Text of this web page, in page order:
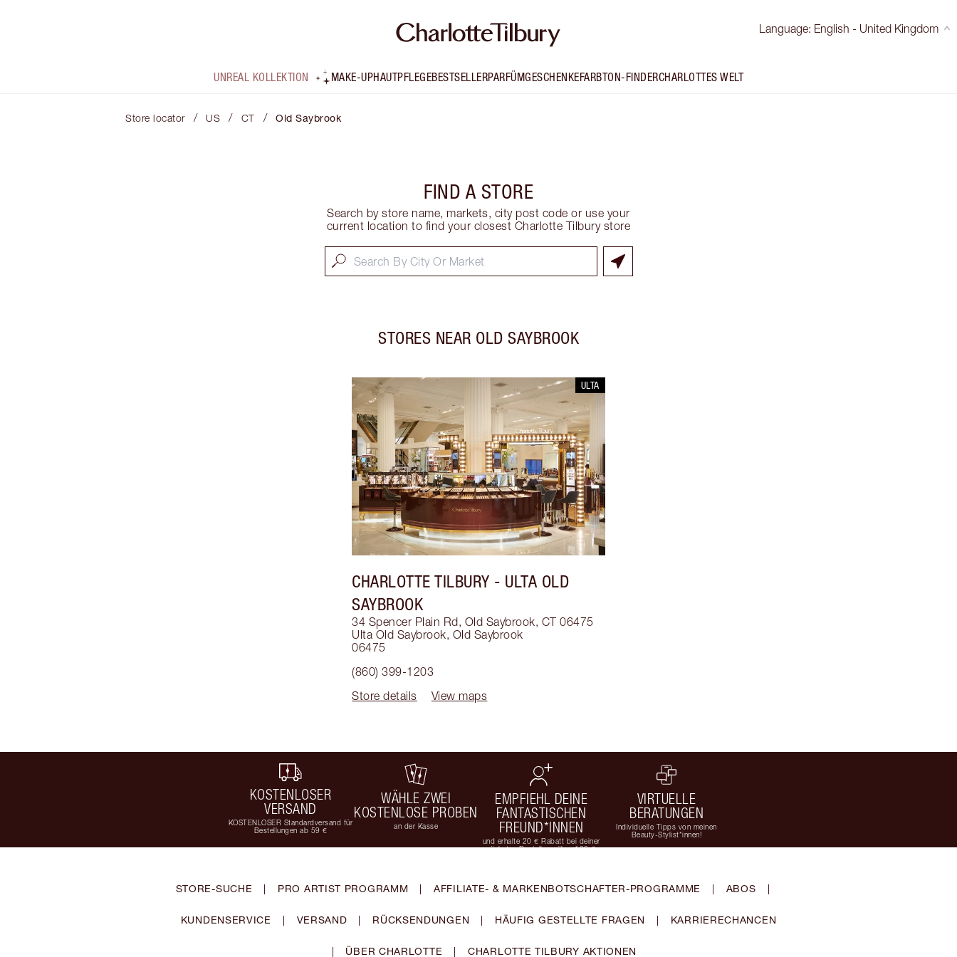
Language: English - United Kingdom
UNREAL KOLLEKTION MAKE-UPHAUTPFLEGEBESTSELLERPARFÜMGESCHENKEFARBTON-FINDERCHARLOTTES WELT
Store locator / US / CT / Old Saybrook
FIND A STORE
Search by store name, markets, city post code or use your
current location to find your closest Charlotte Tilbury store
STORES NEAR OLD SAYBROOK
ULTA
CHARLOTTE TILBURY - ULTA OLD
SAYBROOK
34 Spencer Plain Rd, Old Saybrook, CT 06475
Ulta Old Saybrook, Old Saybrook
06475
(860) 399-1203
Store details
View maps
KOSTENLOSER
VERSAND
KOSTENLOSER Standardversand für
Bestellungen ab 59 €
WÄHLE ZWEI
KOSTENLOSE PROBEN
an der Kasse
EMPFIEHL DEINE
FANTASTISCHEN
FREUND*INNEN
und erhalte 20 € Rabatt bei deiner
nächsten Bestellung über 100 €
VIRTUELLE
BERATUNGEN
Individuelle Tipps von meinen
Beauty-Stylist*innen!
STORE-SUCHE | PRO ARTIST PROGRAMM | AFFILIATE- & MARKENBOTSCHAFTER-PROGRAMME | ABOS |
KUNDENSERVICE | VERSAND | RÜCKSENDUNGEN | HÄUFIG GESTELLTE FRAGEN | KARRIERECHANCEN
| ÜBER CHARLOTTE | CHARLOTTE TILBURY AKTIONEN